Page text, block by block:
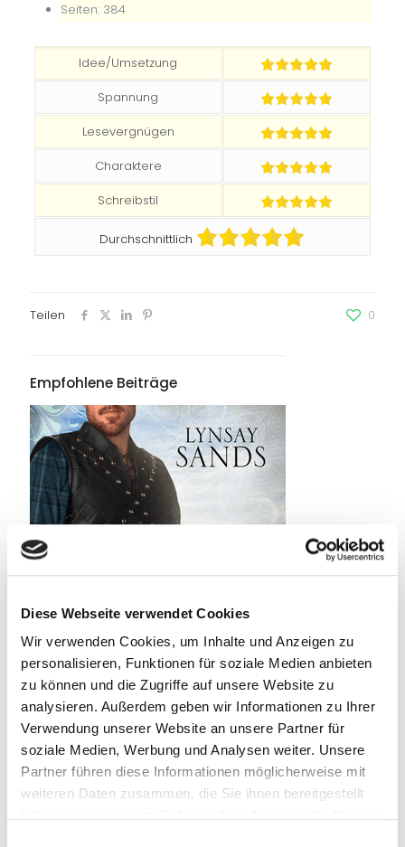
Diese Webseite verwendet Cookies
Wir verwenden Cookies, um Inhalte und Anzeigen zu
personalisieren, Funktionen für soziale Medien anbieten
zu können und die Zugriffe auf unsere Website zu
analysieren. Außerdem geben wir Informationen zu Ihrer
Verwendung unserer Website an unsere Partner für
soziale Medien, Werbung und Analysen weiter. Unsere
Partner führen diese Informationen möglicherweise mit
weiteren Daten zusammen, die Sie ihnen bereitgestellt
Seiten: 384
Idee/Umsetzung
Spannung
Lesevergnügen
Charaktere
Schreibstil
Durchschnittlich
Teilen 0
Empfohlene Beiträge